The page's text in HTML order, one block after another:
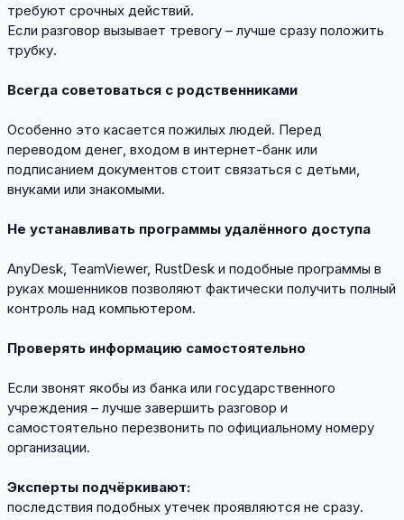
требуют срочных действий.
Если разговор вызывает тревогу – лучше сразу положить
трубку.
Всегда советоваться с родственниками
Особенно это касается пожилых людей. Перед
переводом денег, входом в интернет-банк или
подписанием документов стоит связаться с детьми,
внуками или знакомыми.
Не устанавливать программы удалённого доступа
AnyDesk, TeamViewer, RustDesk и подобные программы в
руках мошенников позволяют фактически получить полный
контроль над компьютером.
Проверять информацию самостоятельно
Если звонят якобы из банка или государственного
учреждения – лучше завершить разговор и
самостоятельно перезвонить по официальному номеру
организации.
Эксперты подчёркивают:
последствия подобных утечек проявляются не сразу.